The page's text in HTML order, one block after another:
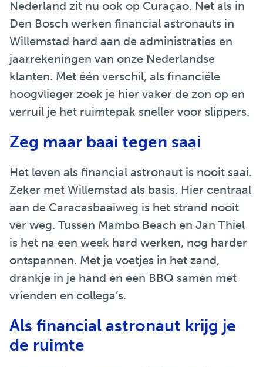
Nederland zit nu ook op Curaçao. Net als in
Den Bosch werken financial astronauts in
Willemstad hard aan de administraties en
jaarrekeningen van onze Nederlandse
klanten. Met één verschil, als financiële
hoogvlieger zoek je hier vaker de zon op en
verruil je het ruimtepak sneller voor slippers.
Zeg maar baai tegen saai
Het leven als financial astronaut is nooit saai.
Zeker met Willemstad als basis. Hier centraal
aan de Caracasbaaiweg is het strand nooit
ver weg. Tussen Mambo Beach en Jan Thiel
is het na een week hard werken, nog harder
ontspannen. Met je voetjes in het zand,
drankje in je hand en een BBQ samen met
vrienden en collega’s.
Als financial astronaut krijg je
de ruimte